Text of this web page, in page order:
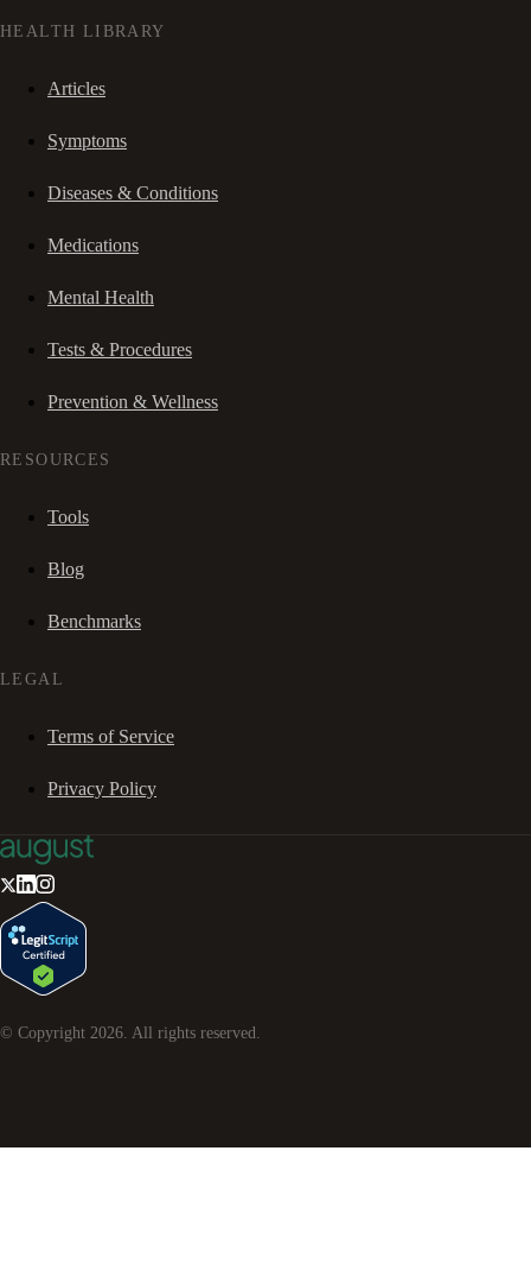
HEALTH LIBRARY
Articles
Symptoms
Diseases & Conditions
Medications
Mental Health
Tests & Procedures
Prevention & Wellness
RESOURCES
Tools
Blog
Benchmarks
LEGAL
Terms of Service
Privacy Policy
© Copyright 2026 . All rights reserved.